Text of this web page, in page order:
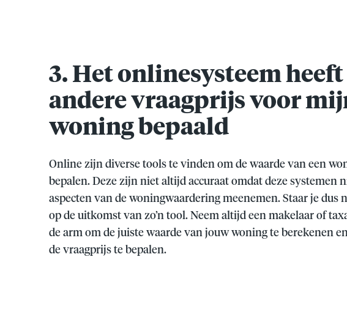
3. Het onlinesysteem heeft
andere vraagprijs voor
woning bepaald
Online zijn diverse tools te vinden om de waarde van een
bepalen. Deze zijn niet altijd accuraat omdat deze systemen
aspecten van de woningwaardering meenemen. Staar je dus
op de uitkomst van zo’n tool. Neem altijd een makelaar of
de arm om de juiste waarde van jouw woning te berekenen
de vraagprijs te bepalen.